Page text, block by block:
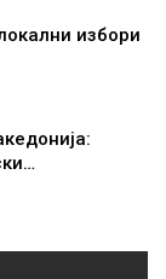
избори